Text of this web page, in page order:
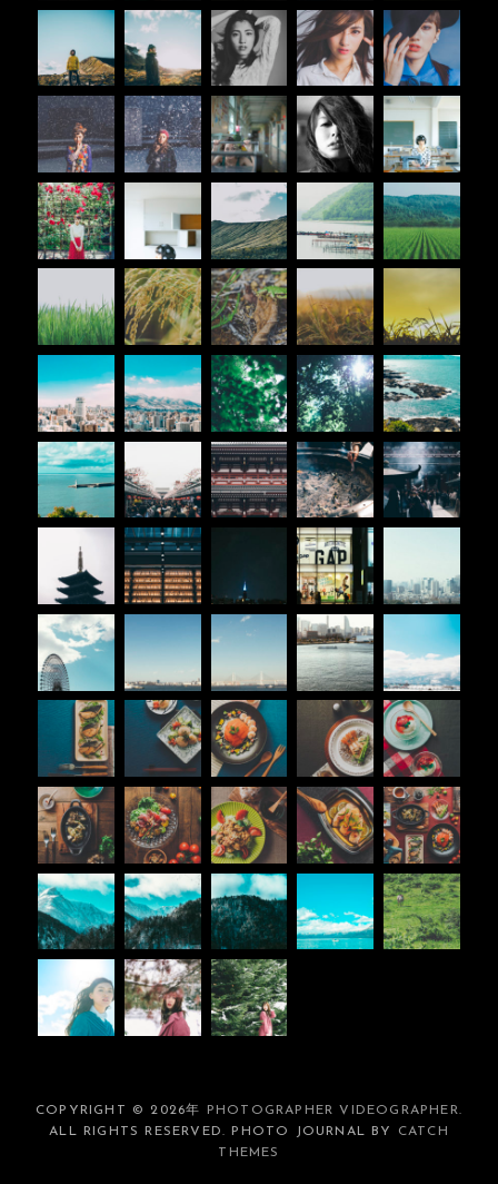
COPYRIGHT © 2026年 PHOTOGRAPHER VIDEOGRAPHER.
ALL RIGHTS RESERVED. PHOTO JOURNAL BY
CATCH
THEMES